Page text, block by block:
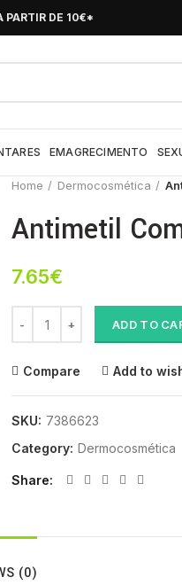
PARTIR DE 10€*
EMAGRECIMENTO
Home
Dermocosmética
Antimetil
7.65€
ADD TO
Compare Add to
SKU: 7386623
Category: Dermocosmética
Share
(0)